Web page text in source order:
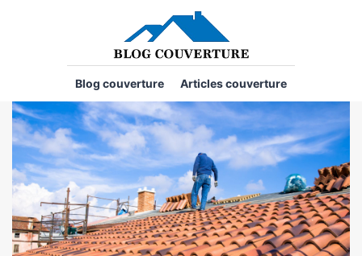
Blog couverture Articles couverture